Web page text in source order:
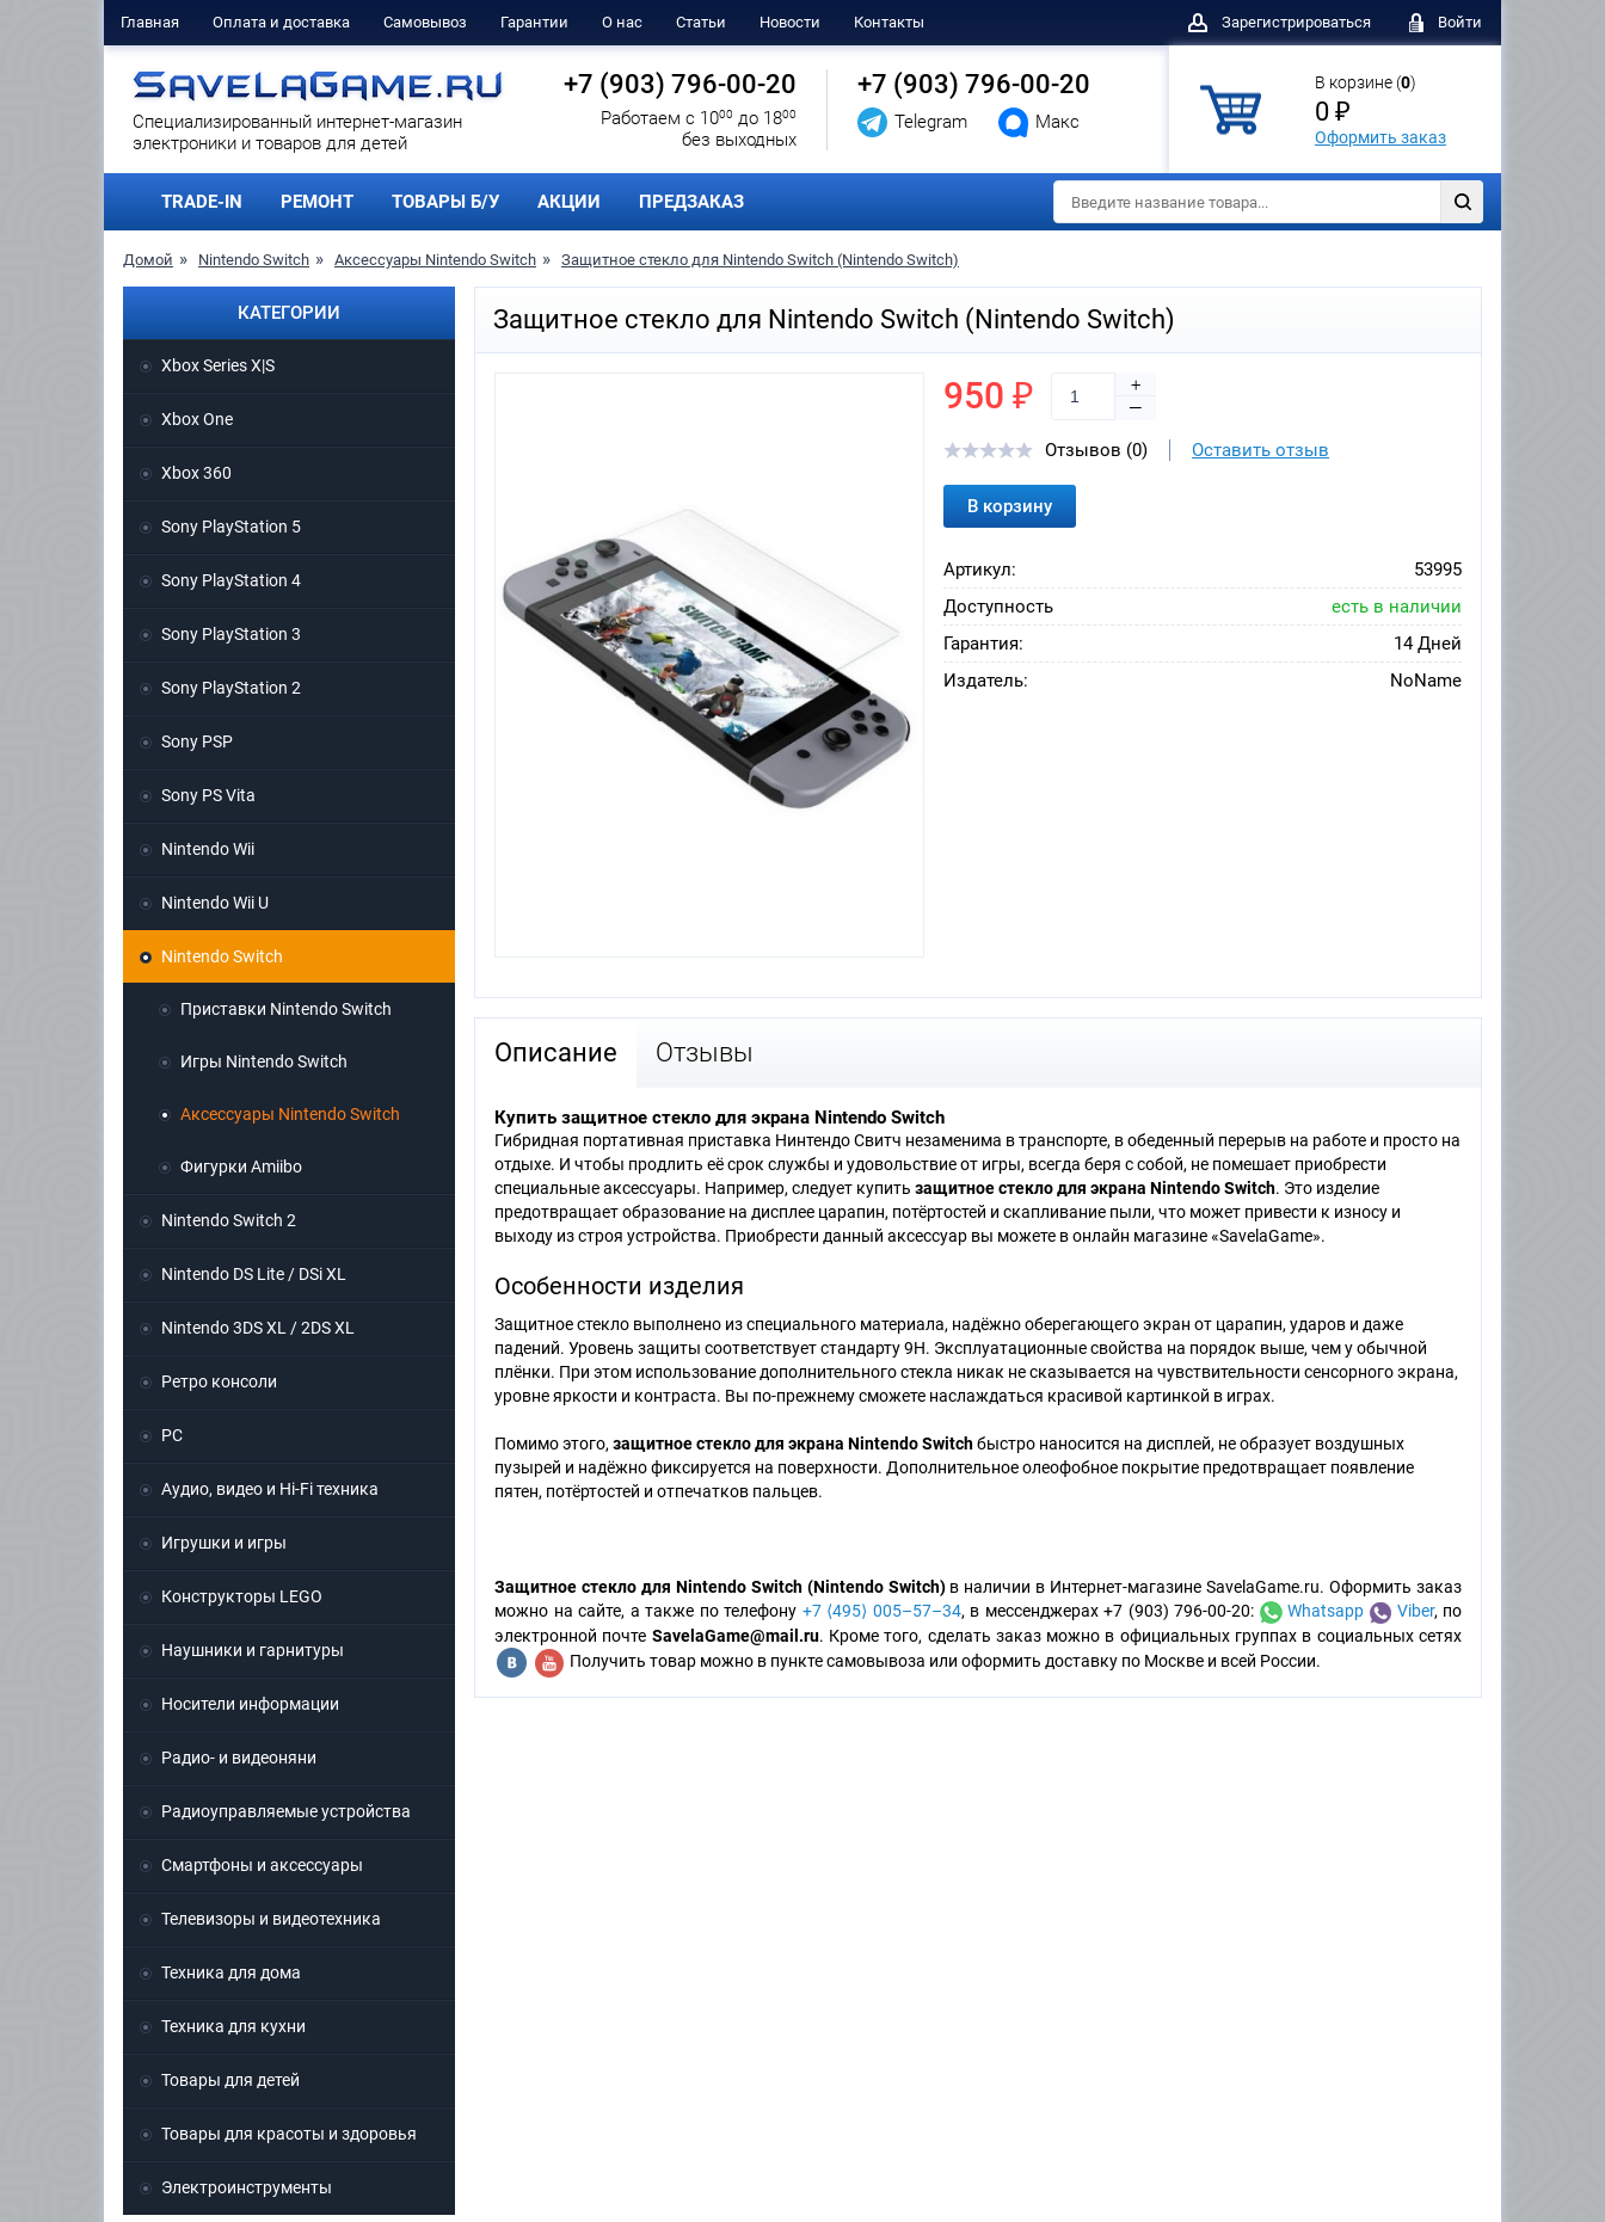
Главная Оплата и доставка Самовывоз Гарантии О нас Статьи Новости Контакты Зарегистрироваться Войти
Cпециализированный интернет-магазин
электроники и товаров для детей
+7 (903) 796-00-20
Работаем с 1000 до 1800
без выходных
+7 (903) 796-00-20
Telegram Макс
В корзине (0)
0 ₽
Оформить заказ
TRADE-IN РЕМОНТ ТОВАРЫ Б/У АКЦИИ ПРЕДЗАКАЗ
Домой Nintendo Switch Аксессуары Nintendo Switch Защитное стекло для Nintendo Switch (Nintendo Switch)
Защитное стекло для Nintendo Switch (Nintendo Switch)
950 ₽
+
—
Отзывов (0)
Оставить отзыв
В корзину
Артикул:
53995
Доступность
есть в наличии
Гарантия:
14 Дней
Издатель:
NoName
Описание Отзывы
Купить защитное стекло для экрана Nintendo Switch
Гибридная портативная приставка Нинтендо Свитч незаменима в транспорте, в обеденный перерыв на работе и просто на
отдыхе. И чтобы продлить её срок службы и удовольствие от игры, всегда беря с собой, не помешает приобрести
специальные аксессуары. Например, следует купить защитное стекло для экрана Nintendo Switch. Это изделие
предотвращает образование на дисплее царапин, потёртостей и скапливание пыли, что может привести к износу и
выходу из строя устройства. Приобрести данный аксессуар вы можете в онлайн магазине «SavelaGame».
Особенности изделия
Защитное стекло выполнено из специального материала, надёжно оберегающего экран от царапин, ударов и даже
падений. Уровень защиты соответствует стандарту 9H. Эксплуатационные свойства на порядок выше, чем у обычной
плёнки. При этом использование дополнительного стекла никак не сказывается на чувствительности сенсорного экрана,
уровне яркости и контраста. Вы по-прежнему сможете наслаждаться красивой картинкой в играх.
Помимо этого,защитное стекло для экрана Nintendo Switchбыстро наносится на дисплей, не образует воздушных
пузырей и надёжно фиксируется на поверхности. Дополнительное олеофобное покрытие предотвращает появление
пятен, потёртостей и отпечатков пальцев.
Защитное стекло для Nintendo Switch (Nintendo Switch)в наличии в Интернет-магазине SavelaGame.ru. Оформить заказ
можно на сайте, а также по телефону +7 ⟨495⟩ 005–57–34, в мессенджерах +7 (903) 796-00-20: Whatsapp Viber, по
электронной почте SavelaGame@mail.ru. Кроме того, сделать заказ можно в официальных группах в социальных сетях
Получить товар можно в пункте самовывоза или оформить доставку по Москве и всей России.
КАТЕГОРИИ
Xbox Series X|S
Xbox One
Xbox 360
Sony PlayStation 5
Sony PlayStation 4
Sony PlayStation 3
Sony PlayStation 2
Sony PSP
Sony PS Vita
Nintendo Wii
Nintendo Wii U
Nintendo Switch
Приставки Nintendo Switch
Игры Nintendo Switch
Аксессуары Nintendo Switch
Фигурки Amiibo
Nintendo Switch 2
Nintendo DS Lite / DSi XL
Nintendo 3DS XL / 2DS XL
Ретро консоли
PC
Аудио, видео и Hi-Fi техника
Игрушки и игры
Конструкторы LEGO
Наушники и гарнитуры
Носители информации
Радио- и видеоняни
Радиоуправляемые устройства
Смартфоны и аксессуары
Телевизоры и видеотехника
Техника для дома
Техника для кухни
Товары для детей
Товары для красоты и здоровья
Электроинструменты